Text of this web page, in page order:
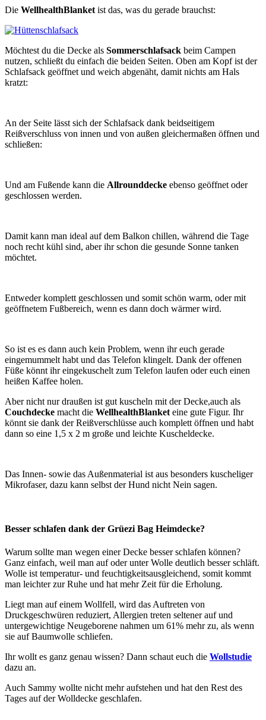
Die WellhealthBlanket ist das, was du gerade brauchst:
Möchtest du die Decke als Sommerschlafsack beim Campen
nutzen, schließt du einfach die beiden Seiten. Oben am Kopf ist der
Schlafsack geöffnet und weich abgenäht, damit nichts am Hals
kratzt:
An der Seite lässt sich der Schlafsack dank beidseitigem
Reißverschluss von innen und von außen gleichermaßen öffnen und
schließen:
Und am Fußende kann die Allrounddecke ebenso geöffnet oder
geschlossen werden.
Damit kann man ideal auf dem Balkon chillen, während die Tage
noch recht kühl sind, aber ihr schon die gesunde Sonne tanken
möchtet.
Entweder komplett geschlossen und somit schön warm, oder mit
geöffnetem Fußbereich, wenn es dann doch wärmer wird.
So ist es es dann auch kein Problem, wenn ihr euch gerade
eingemummelt habt und das Telefon klingelt. Dank der offenen
Füße könnt ihr eingekuschelt zum Telefon laufen oder euch einen
heißen Kaffee holen.
Aber nicht nur draußen ist gut kuscheln mit der Decke,auch als
Couchdecke macht die WellhealthBlanket eine gute Figur. Ihr
könnt sie dank der Reißverschlüsse auch komplett öffnen und habt
dann so eine 1,5 x 2 m große und leichte Kuscheldecke.
Das Innen- sowie das Außenmaterial ist aus besonders kuscheliger
Mikrofaser, dazu kann selbst der Hund nicht Nein sagen.
Besser schlafen dank der Grüezi Bag Heimdecke?
Warum sollte man wegen einer Decke besser schlafen können?
Ganz einfach, weil man auf oder unter Wolle deutlich besser schläft.
Wolle ist temperatur- und feuchtigkeitsausgleichend, somit kommt
man leichter zur Ruhe und hat mehr Zeit für die Erholung.
Liegt man auf einem Wollfell, wird das Auftreten von
Druckgeschwüren reduziert, Allergien treten seltener auf und
untergewichtige Neugeborene nahmen um 61% mehr zu, als wenn
sie auf Baumwolle schliefen.
Ihr wollt es ganz genau wissen? Dann schaut euch die Wollstudie
dazu an.
Auch Sammy wollte nicht mehr aufstehen und hat den Rest des
Tages auf der Wolldecke geschlafen.